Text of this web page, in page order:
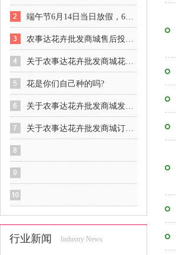
端午节6月14日当日放假，6月15日正常接单
农事达花卉批发商城售后投诉程序说明
关于农事达花卉批发商城花价？
花是你们自己种的吗?
关于农事达花卉批发商城发货时间？
关于农事达花卉批发商城订货时间？
行业新闻 Industry News